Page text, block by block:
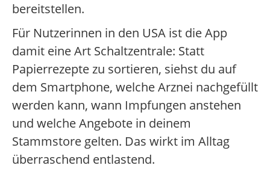
bereitstellen.
Für Nutzerinnen in den USA ist die App
damit eine Art Schaltzentrale: Statt
Papierrezepte zu sortieren, siehst du auf
dem Smartphone, welche Arznei nachgefüllt
werden kann, wann Impfungen anstehen
und welche Angebote in deinem
Stammstore gelten. Das wirkt im Alltag
überraschend entlastend.